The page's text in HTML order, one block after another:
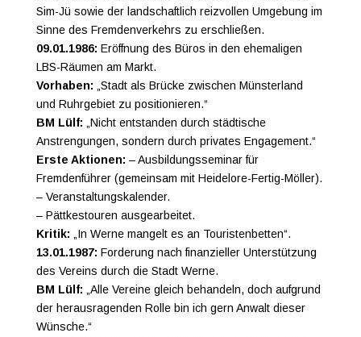
Sim-Jü sowie der landschaftlich reizvollen Umgebung im
Sinne des Fremdenverkehrs zu erschließen.
09.01.1986: Eröffnung des Büros in den ehemaligen
LBS-Räumen am Markt.
Vorhaben: „Stadt als Brücke zwischen Münsterland
und Ruhrgebiet zu positionieren.“
BM Lülf: „Nicht entstanden durch städtische
Anstrengungen, sondern durch privates Engagement.“
Erste Aktionen: – Ausbildungsseminar für
Fremdenführer (gemeinsam mit Heidelore-Fertig-Möller).
– Veranstaltungskalender.
– Pättkestouren ausgearbeitet.
Kritik: „In Werne mangelt es an Touristenbetten“.
13.01.1987: Forderung nach finanzieller Unterstützung
des Vereins durch die Stadt Werne.
BM Lülf:
„Alle Vereine gleich behandeln, doch aufgrund
der herausragenden Rolle bin ich gern Anwalt dieser
Wünsche.“